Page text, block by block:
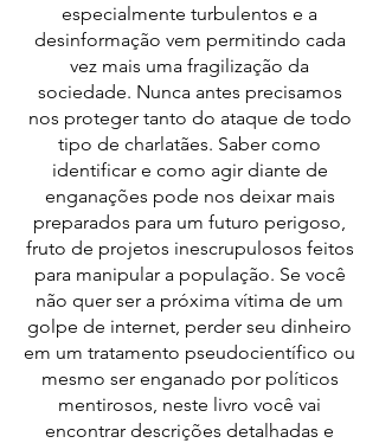
especialmente turbulentos e a
desinformação vem permitindo cada
vez mais uma fragilização da
sociedade. Nunca antes precisamos
nos proteger tanto do ataque de todo
tipo de charlatães. Saber como
identificar e como agir diante de
enganações pode nos deixar mais
preparados para um futuro perigoso,
fruto de projetos inescrupulosos feitos
para manipular a população. Se você
não quer ser a próxima vítima de um
golpe de internet, perder seu dinheiro
em um tratamento pseudocientífico ou
mesmo ser enganado por políticos
mentirosos, neste livro você vai
encontrar descrições detalhadas e